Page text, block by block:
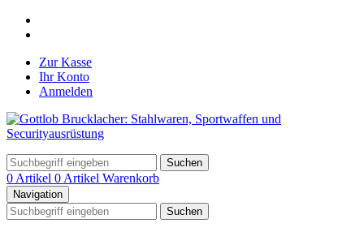
Zur Kasse
Ihr Konto
Anmelden
Suchen
0 Artikel 0 Artikel Warenkorb
Navigation
Suchen